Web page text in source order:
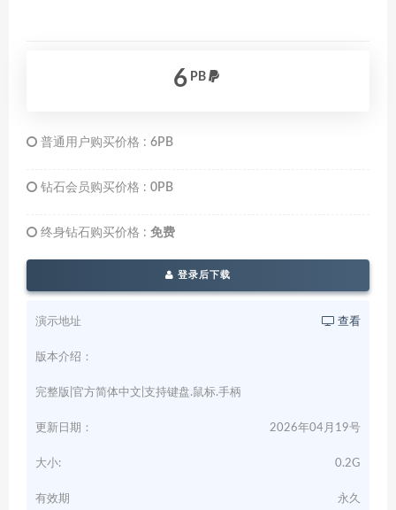
6 PB
普通用户购买价格 : 6PB
钻石会员购买价格 : 0PB
终身钻石购买价格 : 免费
登录后下载
演示地址 查看
版本介绍：
完整版|官方简体中文|支持键盘.鼠标.手柄
更新日期： 2026年04月19号
大小: 0.2G
有效期 永久